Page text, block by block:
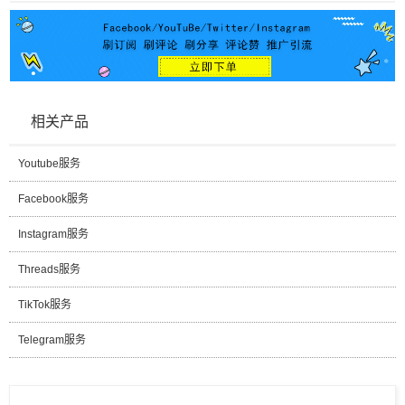
相关产品
Youtube服务
Facebook服务
Instagram服务
Threads服务
TikTok服务
Telegram服务